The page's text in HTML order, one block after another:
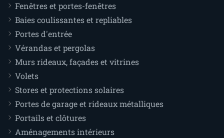
Fenêtres et portes-fenêtres
Baies coulissantes et repliables
Portes d'entrée
Vérandas et pergolas
Murs rideaux, façades et vitrines
Volets
Stores et protections solaires
Portes de garage et rideaux métalliques
Portails et clôtures
Aménagements intérieurs